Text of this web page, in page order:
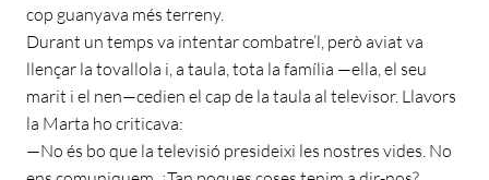
cop guanyava més terreny.
Durant un temps va intentar combatre’l, però aviat va
llençar la tovallola i, a taula, tota la família —ella, el seu
marit i el nen—cedien el cap de la taula al televisor. Llavors
la Marta ho criticava:
—No és bo que la televisió presideixi les nostres vides. No